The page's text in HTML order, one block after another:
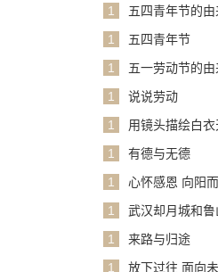
1
五四青年节的由
1
五四青年节
1
五一劳动节的由
1
说说劳动
1
用镜头描绘白
1
有德与无德
1
心怀感恩 向阳
1
武汉却月城和
1
来路与归途
1
放下过往 面向